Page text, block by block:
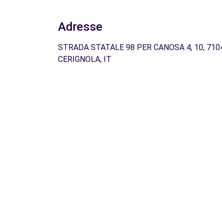
Adresse
STRADA STATALE 98 PER CANOSA 4, 10,
CERIGNOLA, IT